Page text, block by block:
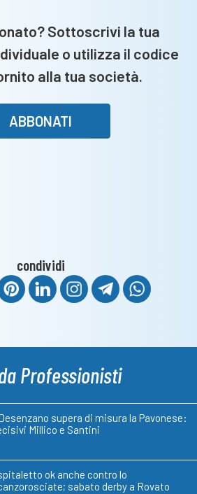
Sottoscrivi la tua
o utilizza il codice
alla tua società.
ABBONATI
condividi
Professionisti
supera di misura la Pavonese:
Millico e Santini
ok anche contro lo
sabato derby a Rovato